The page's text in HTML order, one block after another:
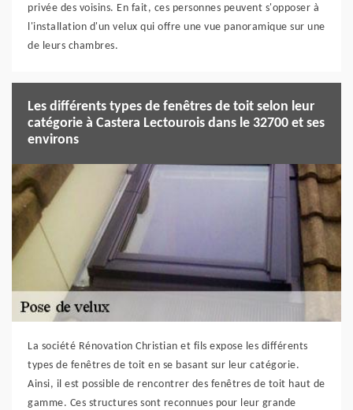
privée des voisins. En fait, ces personnes peuvent s'opposer à
l'installation d'un velux qui offre une vue panoramique sur une
de leurs chambres.
Les différents types de fenêtres de toit selon leur
catégorie à Castera Lectourois dans le 32700 et ses
environs
La société Rénovation Christian et fils expose les différents
types de fenêtres de toit en se basant sur leur catégorie.
Ainsi, il est possible de rencontrer des fenêtres de toit haut de
gamme. Ces structures sont reconnues pour leur grande